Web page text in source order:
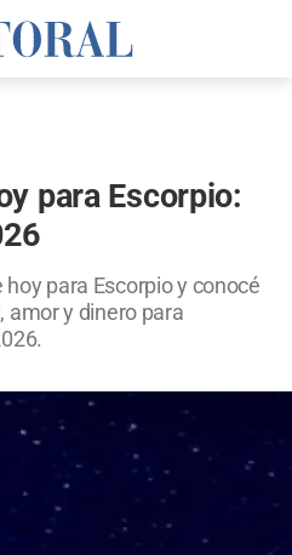
para Escorpio:
para Escorpio y conocé
amor y dinero para